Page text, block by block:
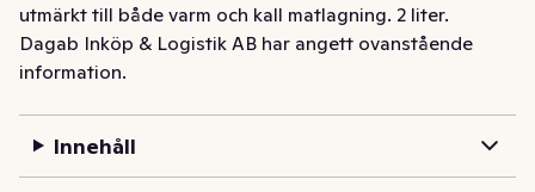
utmärkt till både varm och kall matlagning. 2 liter.
Dagab Inköp & Logistik AB har angett ovanstående
information.
Innehåll